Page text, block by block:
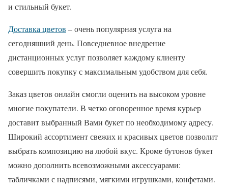
и стильный букет.
Доставка цветов – очень популярная услуга на
сегодняшний день. Повседневное внедрение
дистанционных услуг позволяет каждому клиенту
совершить покупку с максимальным удобством для себя.
Заказ цветов онлайн смогли оценить на высоком уровне
многие покупатели. В четко оговоренное время курьер
доставит выбранный Вами букет по необходимому адресу.
Широкий ассортимент свежих и красивых цветов позволит
выбрать композицию на любой вкус. Кроме бутонов букет
можно дополнить всевозможными аксессуарами:
табличками с надписями, мягкими игрушками, конфетами.